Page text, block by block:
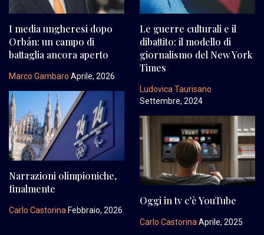
I media ungheresi dopo
Orbán: un campo di
battaglia ancora aperto
Marco Gambaro Aprile, 2026
Le guerre culturali e il
dibattito: il modello di
giornalismo del New York
Times
Ludovica Taurisano
Settembre, 2024
Narrazioni olimpioniche,
finalmente
Carlo Castorina Febbraio, 2026
Oggi in tv c’è YouTube
Carlo Castorina Aprile, 2025